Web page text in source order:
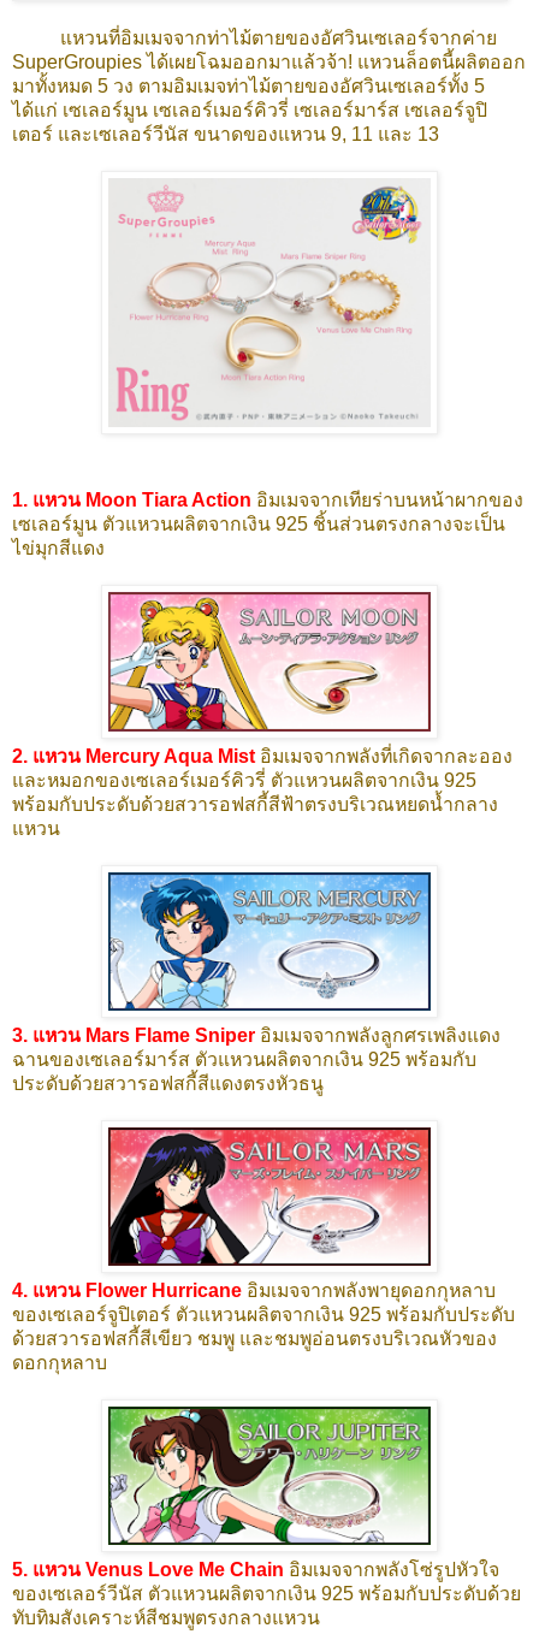
แหวนที่อิมเมจจากท่าไม้ตายของอัศวินเซเลอร์จากค่าย
SuperGroupies ได้เผยโฉมออกมาแล้วจ้า! แหวนล็อตนี้ผลิตออก
มาทั้งหมด 5 วง ตามอิมเมจท่าไม้ตายของอัศวินเซเลอร์ทั้ง 5
ได้แก่ เซเลอร์มูน เซเลอร์เมอร์คิวรี่ เซเลอร์มาร์ส เซเลอร์จูปิ
เตอร์ และเซเลอร์วีนัส ขนาดของแหวน 9, 11 และ 13
1. แหวน Moon Tiara Action อิมเมจจากเทียร่าบนหน้าผากของ
เซเลอร์มูน ตัวแหวนผลิตจากเงิน 925 ชิ้นส่วนตรงกลางจะเป็น
ไข่มุกสีแดง
2. แหวน Mercury Aqua Mist อิมเมจจากพลังที่เกิดจากละออง
และหมอกของเซเลอร์เมอร์คิวรี่ ตัวแหวนผลิตจากเงิน 925
พร้อมกับประดับด้วยสวารอฟสกี้สีฟ้าตรงบริเวณหยดน้ำกลาง
แหวน
3. แหวน Mars Flame Sniper อิมเมจจากพลังลูกศรเพลิงแดง
ฉานของเซเลอร์มาร์ส ตัวแหวนผลิตจากเงิน 925 พร้อมกับ
ประดับด้วยสวารอฟสกี้สีแดงตรงหัวธนู
4. แหวน Flower Hurricane อิมเมจจากพลังพายุดอกกุหลาบ
ของเซเลอร์จูปิเตอร์ ตัวแหวนผลิตจากเงิน 925 พร้อมกับประดับ
ด้วยสวารอฟสกี้สีเขียว ชมพู และชมพูอ่อนตรงบริเวณหัวของ
ดอกกุหลาบ
5. แหวน Venus Love Me Chain อิมเมจจากพลังโซ่รูปหัวใจ
ของเซเลอร์วีนัส ตัวแหวนผลิตจากเงิน 925 พร้อมกับประดับด้วย
ทับทิมสังเคราะห์สีชมพูตรงกลางแหวน